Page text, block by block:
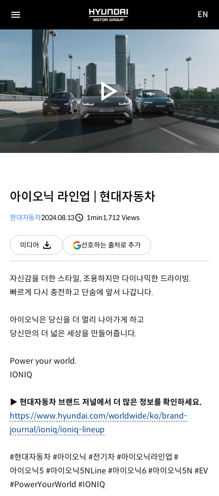
전체
HYUNDAI
MOTOR
EN
아이오닉 라인업 | 현대자동차
현대자동차2024.08.13
1min1,712 Views
미디어
다운로드
선호하는 출처로 추가(새
창
자신감을 더한 스타일, 조용하지만 다이나믹한 드라이빙.
빠르게 다시 충전하고 단숨에 앞서 나갑니다.
아이오닉은 당신을 더 멀리 나아가게 하고
당신만의 더 넓은 세상을 만들어줍니다.
Power your world.
IONIQ
▶ 현대자동차 브랜드 저널에서 더 많은 정보를 확인하세요.
https://www.hyundai.com/worldwide/ko/brand-
journal/ioniq/ioniq-lineup
#현대자동차 #아이오닉 #전기차 #아이오닉라인업 #
아이오닉5 #아이오닉5NLine #아이오닉6 #아이오닉5N #EV
#PowerYourWorld #IONIQ